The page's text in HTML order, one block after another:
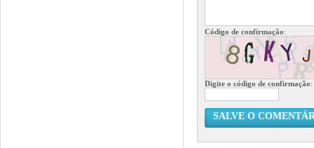
Código de confirmação:
Digite o código de confirmação:
SALVE O